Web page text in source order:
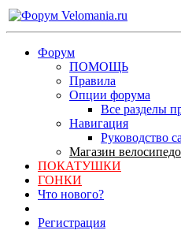
Форум
ПОМОЩЬ
Правила
Опции форума
Все разделы
Навигация
Руководство
Магазин
ПОКАТУШКИ
ГОНКИ
Что нового?
Регистрация